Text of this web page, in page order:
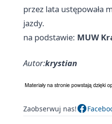
przez lata ustępowała
jazdy.
na podstawie: MUW
Autor:krystian
Zaobserwuj nas!